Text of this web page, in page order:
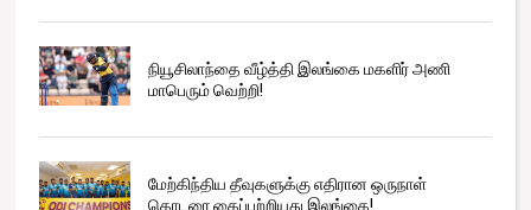
நியூசிலாந்தை வீழ்த்தி இலங்கை மகளிர் அணி
மாபெரும் வெற்றி!
மேற்கிந்திய தீவுகளுக்கு எதிரான ஒருநாள்
தொடரை கைப்பற்றியது இலங்கை!